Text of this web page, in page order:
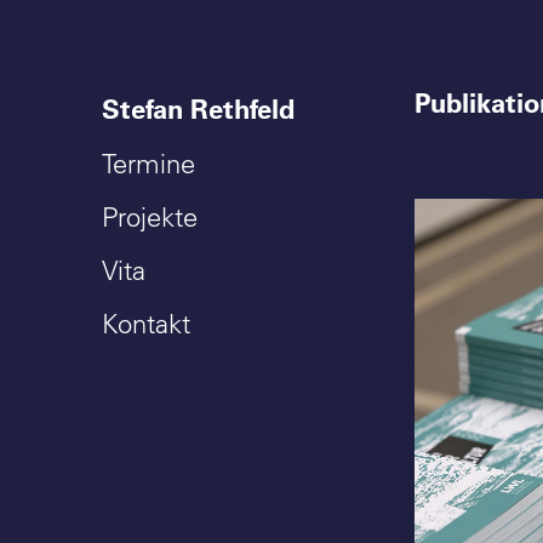
Stefan Rethfeld
Termine
Projekte
Vita
Kontakt